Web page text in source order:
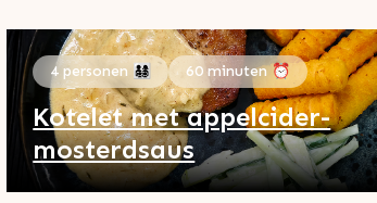
4 personen 👨‍👩‍👧‍👦 60 minuten ⏰
Kotelet met appelcider-
mosterdsaus